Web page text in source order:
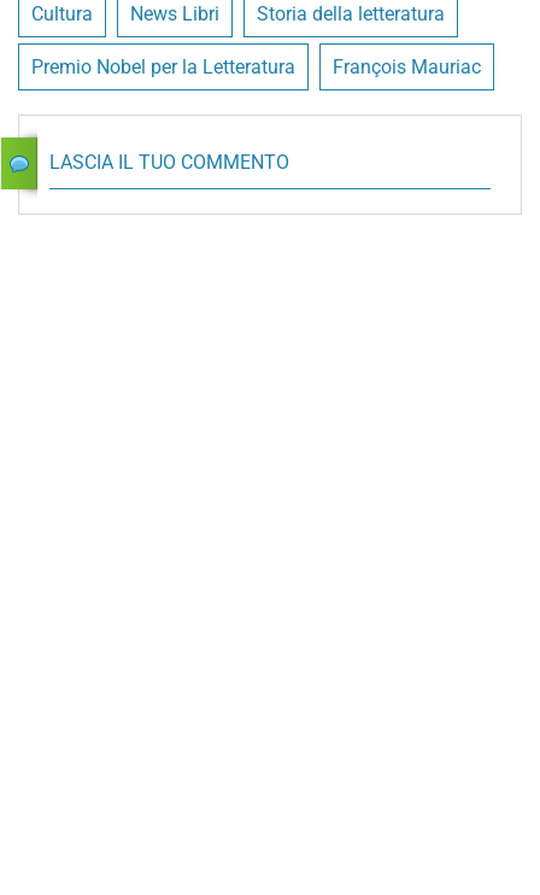
Cultura News Libri Storia della letteratura
Premio Nobel per la Letteratura François Mauriac
LASCIA IL TUO COMMENTO